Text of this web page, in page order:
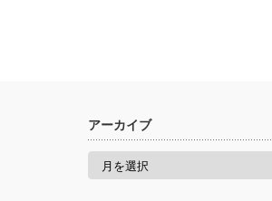
アーカイブ
ア